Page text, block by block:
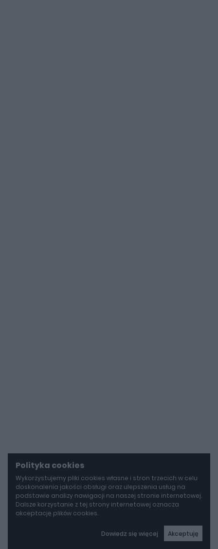
Polityka cookies
Wykorzystujemy pliki cookies własne i stron trzecich w celu
doskonalenia jakości obsługi oraz ulepszenia usług na
podstawie analizy nawigacji na naszej stronie internetowej.
Dalsze korzystanie z tej strony internetowej oznacza
akceptację plików cookies.
Dowiedz się więcej Akceptuję